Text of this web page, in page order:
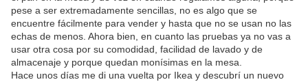
pese a ser extremadamente sencillas, no es algo que se
encuentre fácilmente para vender y hasta que no se usan no las
echas de menos. Ahora bien, en cuanto las pruebas ya no vas a
usar otra cosa por su comodidad, facilidad de lavado y de
almacenaje y porque quedan monísimas en la mesa.
Hace unos días me di una vuelta por Ikea y descubrí un nuevo